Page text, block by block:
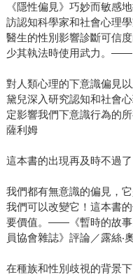
《隱性偏見》巧妙而敏感
訪認知科學家和社會心理
醫生的性別影響診斷可信
少其執法時使用武力。——
對人類心理的下意識偏見
黛兒深入研究認知和社會
定影響我們下意識行為的
薩利姆
這本書的出現再及時不過
我們都有無意識的偏見，
我們可以改變它！這本書
要價值。——《暫時的故事
員協會雜誌》評論／露絲‧
在種族和性別歧視的背景